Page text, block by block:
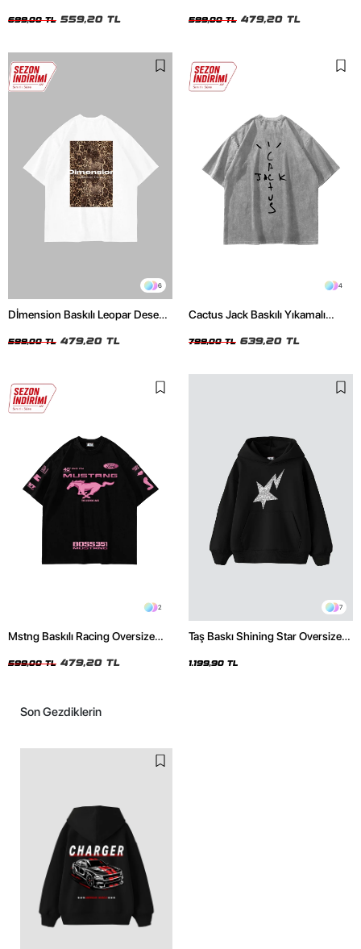
699,00 TL 559,20 TL 599,00 TL 479,20 TL
6
Dİmension Baskılı Leopar Desenli
Tshirt
599,00 TL 479,20 TL
4
Cactus Jack Baskılı Yıkamalı
799,00 TL 639,20 TL
2
Mstng Baskılı Racing Oversize
599,00 TL 479,20 TL
7
Taş Baskı Shining Star Oversize
1.199,90 TL
Son Gezdiklerin